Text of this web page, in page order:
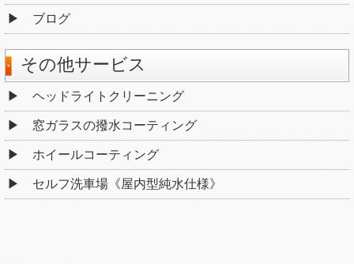
ブログ
その他サービス
ヘッドライトクリーニング
窓ガラスの撥水コーティング
ホイールコーティング
セルフ洗車場《屋内型純水仕様》